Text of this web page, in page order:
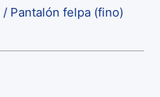
/ Pantalón felpa (fino)